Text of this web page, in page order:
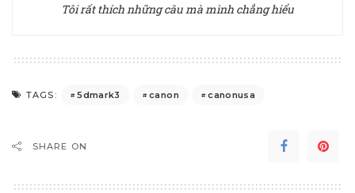
Tôi rất thích những câu mà mình chẳng hiểu
TAGS: 5dmark3 canon canonusa
SHARE ON